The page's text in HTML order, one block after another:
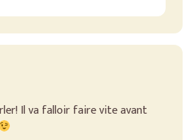
Il va falloir faire vite avant